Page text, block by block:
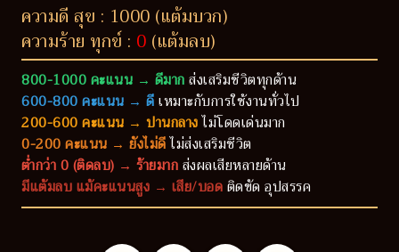
ความดี สุข : 1000 (แต้มบวก)
ความร้าย ทุกข์ : 0 (แต้มลบ)
800-1000 คะแนน → ดีมากส่งเสริมชีวิตทุกด้าน
600-800 คะแนน → ดีเหมาะกับการใช้งานทั่วไป
200-600 คะแนน → ปานกลางไม่โดดเด่นมาก
0-200 คะแนน → ยังไม่ดีไม่ส่งเสริมชีวิต
ต่ำกว่า 0 (ติดลบ) → ร้ายมากส่งผลเสียหลายด้าน
มีแต้มลบ แม้คะแนนสูง → เสีย/บอดติดขัด อุปสรรค